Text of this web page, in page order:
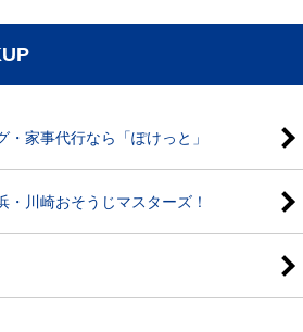
家事代行なら「ぽけっと」
川崎おそうじマスターズ！